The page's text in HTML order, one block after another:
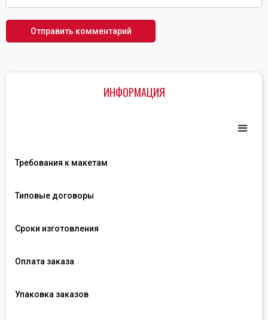
ИНФОРМАЦИЯ
Требования к макетам
Типовые договоры
Сроки изготовления
Оплата заказа
Упаковка заказов